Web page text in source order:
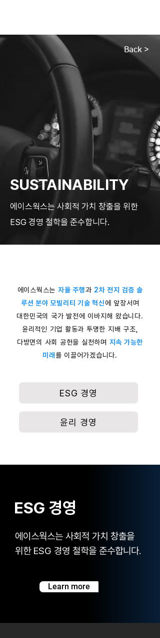
Back >
SUSTAINABILITY
에이스웍스는 사회적 가치 창출을 위한
ESG 경영 철학을 준수합니다.
에이스웍스는 자율 주행과 2차 전지 검증 솔
루션 분야 모빌리티 기술 혁신에 앞장서며
대한민국의 국가 발전에 이바지해 왔습니다.
윤리적인 기업 활동과 투명한 지배 구조,
다방면의 사회 공헌을 실천하며 지속 가능한
미래 를 이끌어가겠습니다.
ESG 경영
윤리 경영
ESG 경영
에이스웍스는 사회적 가치 창출을
위한 ESG 경영 철학을 준수합니다.
Learn more